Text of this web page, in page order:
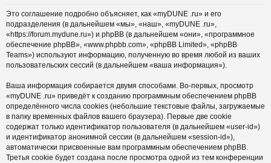
Это соглашение подробно объясняет, как «myDUNE .ru» и его
подразделения (в дальнейшем «мы», «наш», «myDUNE .ru»,
«https://forum.mydune.ru») и phpBB (в дальнейшем «они», «программное
обеспечение phpBB», «www.phpbb.com», «phpBB Limited», «phpBB
Teams») используют информацию, полученную во время любой из ваших
пользовательских сессий (в дальнейшем «ваша информация»).
Ваша информация собирается двумя способами. Во-первых, просмотр
«myDUNE .ru» приведёт к созданию программным обеспечением phpBB
определённого числа cookies (небольшие текстовые файлы, загружаемые
в папку временных файлов вашего браузера). Первые две cookie
содержат только идентификатор пользователя (в дальнейшем «user-id»)
и идентификатор анонимной сессии (в дальнейшем «session-id»),
автоматически присвоенные вам программным обеспечением phpBB.
Третья cookie будет создана после просмотра одной из тем конференции